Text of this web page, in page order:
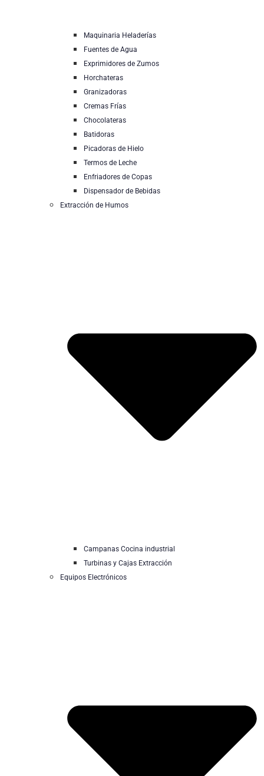
Maquinaria Heladerías
Fuentes de Agua
Exprimidores de Zumos
Horchateras
Granizadoras
Cremas Frías
Chocolateras
Batidoras
Picadoras de Hielo
Termos de Leche
Enfriadores de Copas
Dispensador de Bebidas
Extracción de Humos
Campanas Cocina industrial
Turbinas y Cajas Extracción
Equipos Electrónicos